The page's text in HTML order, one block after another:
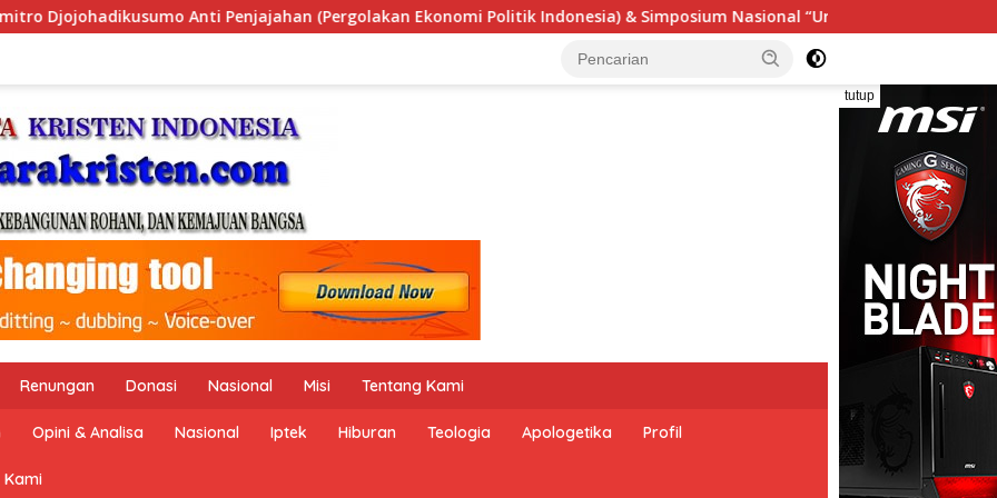
Politik Indonesia) & Simposium Nasional “Urgensi Undang-Undang Perekonomian Nasional dan Kesejahteraan
tutup
Renungan Donasi Nasional Misi Tentang Kami
Opini & Analisa Nasional Iptek Hiburan Teologia Apologetika Profil
Kami